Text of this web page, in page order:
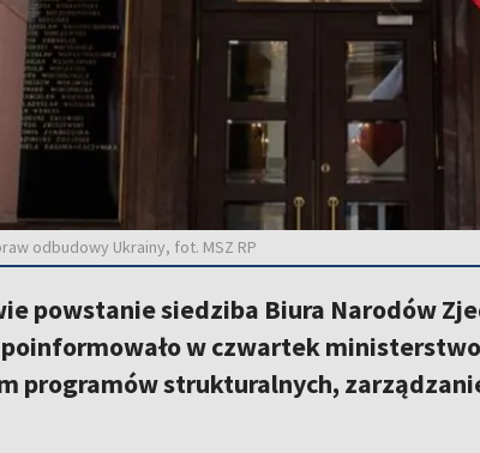
odbudowy Ukrainy, fot. MSZ RP
powstanie siedziba Biura Narodów
poinformowało w czwartek
programów strukturalnych,